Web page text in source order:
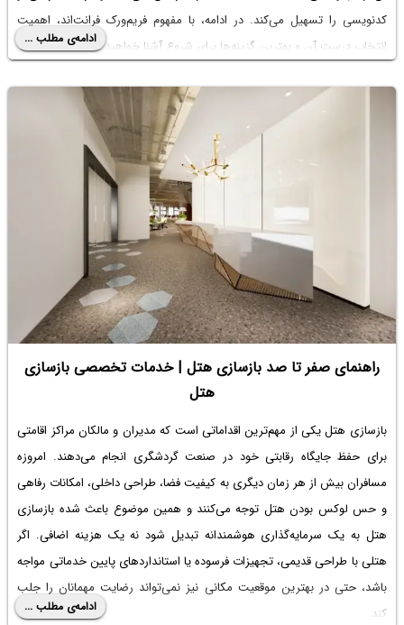
کدنویسی را تسهیل می‌کند. در ادامه، با مفهوم فریم‌ورک فرانت‌اند، اهمیت
انتخاب درست آن و بهترین گزینه‌ها برای شروع آشنا خواهید شد.ادامه‌ی مطلب ...
راهنمای صفر تا صد بازسازی هتل | خدمات تخصصی بازسازی
هتل
بازسازی هتل یکی از مهم‌ترین اقداماتی است که مدیران و مالکان مراکز اقامتی
برای حفظ جایگاه رقابتی خود در صنعت گردشگری انجام می‌دهند. امروزه
مسافران بیش از هر زمان دیگری به کیفیت فضا، طراحی داخلی، امکانات رفاهی
و حس لوکس بودن هتل توجه می‌کنند و همین موضوع باعث شده بازسازی
هتل به یک سرمایه‌گذاری هوشمندانه تبدیل شود نه یک هزینه اضافی. اگر
هتلی با طراحی قدیمی، تجهیزات فرسوده یا استانداردهای پایین خدماتی مواجه
باشد، حتی در بهترین موقعیت مکانی نیز نمی‌تواند رضایت مهمانان را جلب
کند.
ادامه‌ی مطلب ...